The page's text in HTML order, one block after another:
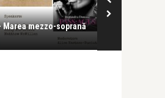
Marea mezzo-soprană